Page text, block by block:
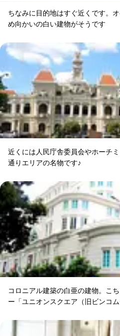
ちなみに目的地はすぐ近くです。
め向かいの白い建物がそうです
近くには人民庁舎委員会やホーチ
通りエリアの名物です♪
コロニアル建築の白亜の建物。こ
ー「ユニオンスクエア（旧ビンコム